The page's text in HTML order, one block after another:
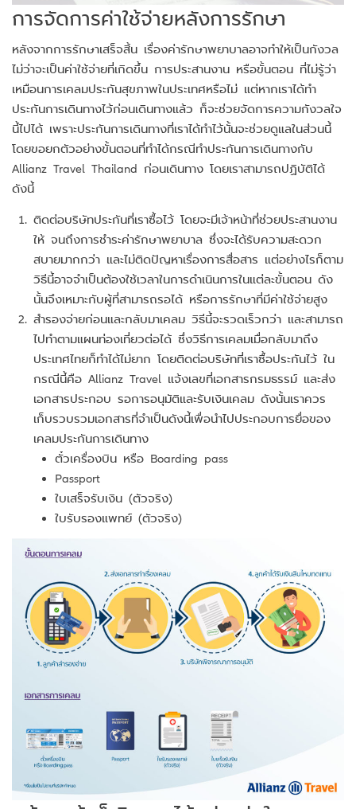
การจัดการค่าใช้จ่ายหลังการรักษา
หลังจากการรักษาเสร็จสิ้น เรื่องค่ารักษาพยาบาลอาจทำให้เป็นกังวล
ไม่ว่าจะเป็นค่าใช้จ่ายที่เกิดขึ้น การประสานงาน หรือขั้นตอน ที่ไม่รู้ว่า
เหมือนการเคลมประกันสุขภาพในประเทศหรือไม่ แต่หากเราได้ทำ
ประกันการเดินทางไว้ก่อนเดินทางแล้ว ก็จะช่วยจัดการความกังวลใจ
นี้ไปได้ เพราะประกันการเดินทางที่เราได้ทำไว้นั้นจะช่วยดูแลในส่วนนี้
โดยขอยกตัวอย่างขั้นตอนที่ทำได้กรณีทำประกันการเดินทางกับ
Allianz Travel Thailand ก่อนเดินทาง โดยเราสามารถปฏิบัติได้
ดังนี้
ติดต่อบริษัทประกันที่เราซื้อไว้ โดยจะมีเจ้าหน้าที่ช่วยประสานงาน
ให้ จนถึงการชำระค่ารักษาพยาบาล ซึ่งจะได้รับความสะดวก
สบายมากกว่า และไม่ติดปัญหาเรื่องการสื่อสาร แต่อย่างไรก็ตาม
วิธีนี้อาจจำเป็นต้องใช้เวลาในการดำเนินการในแต่ละขั้นตอน ดัง
นั้นจึงเหมาะกับผู้ที่สามารถรอได้ หรือการรักษาที่มีค่าใช้จ่ายสูง
สำรองจ่ายก่อนและกลับมาเคลม วิธีนี้จะรวดเร็วกว่า และสามารถ
ไปทำตามแผนท่องเที่ยวต่อได้ ซึ่งวิธีการเคลมเมื่อกลับมาถึง
ประเทศไทยก็ทำได้ไม่ยาก โดยติดต่อบริษัทที่เราซื้อประกันไว้ ใน
กรณีนี้คือ Allianz Travel แจ้งเลขที่เอกสารกรมธรรม์ และส่ง
เอกสารประกอบ รอการอนุมัติและรับเงินเคลม ดังนั้นเราควร
เก็บรวบรวมเอกสารที่จำเป็นดังนี้เพื่อนำไปประกอบการยื่อของ
เคลมประกันการเดินทาง
ตั๋วเครื่องบิน หรือ Boarding pass
Passport
ใบเสร็จรับเงิน (ตัวจริง)
ใบรับรองแพทย์ (ตัวจริง)